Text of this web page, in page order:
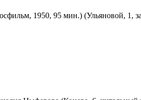
1950, 95 мин.) (Ульяновой, 1,